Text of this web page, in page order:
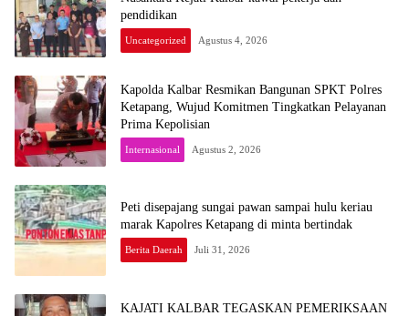
pendidikan
Uncategorized Agustus 4, 2026
Kapolda Kalbar Resmikan Bangunan SPKT Polres
Ketapang, Wujud Komitmen Tingkatkan Pelayanan
Prima Kepolisian
Internasional Agustus 2, 2026
Peti disepajang sungai pawan sampai hulu keriau
marak Kapolres Ketapang di minta bertindak
Berita Daerah Juli 31, 2026
KAJATI KALBAR TEGASKAN PEMERIKSAAN